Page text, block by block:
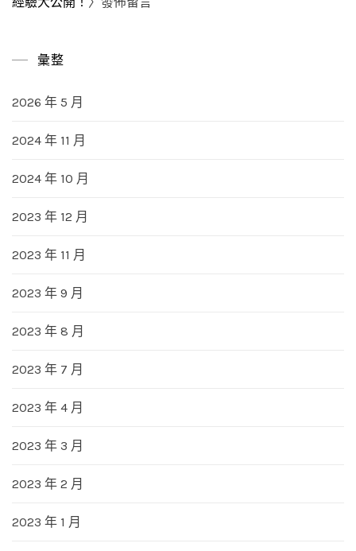
彙整
2026 年 5 月
2024 年 11 月
2024 年 10 月
2023 年 12 月
2023 年 11 月
2023 年 9 月
2023 年 8 月
2023 年 7 月
2023 年 4 月
2023 年 3 月
2023 年 2 月
2023 年 1 月